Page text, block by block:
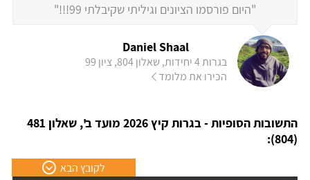
"היום פורסמו הציונים וגיליתי שקיבלתי 99!!!"
Daniel Shaal
בגרות 4 יחידות, שאלון 804, ציון 99
הכירו את מלומד
התשובות הסופיות - בגרות קיץ 2026 מועד ב', שאלון 481
(804):
לקובץ הבא